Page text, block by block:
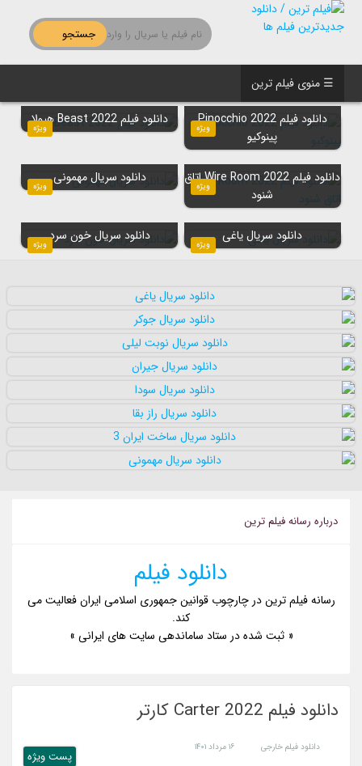
جستجو
☰ منوی فیلم ترین
ویژه
دانلود فیلم Pinocchio 2022
پینوکیو
ویژه
دانلود فیلم Beast 2022 هیولا
ویژه
دانلود فیلم Wire Room 2022 اتاق
شنود
ویژه
دانلود سریال مهمونی
ویژه
دانلود سریال یاغی
ویژه
دانلود سریال خون سرد
درباره رسانه فيلم ترين
دانلود فیلم
رسانه فیلم ترین در چارچوب قوانین جمهوری اسلامی ایران فعالیت می
کند.
« ثبت شده در ستاد ساماندهی سایت های ایرانی »
دانلود فیلم Carter 2022 کارتر
دانلود فیلم خارجی ۱۶ مرداد ۱۴۰۱
پست ويژه